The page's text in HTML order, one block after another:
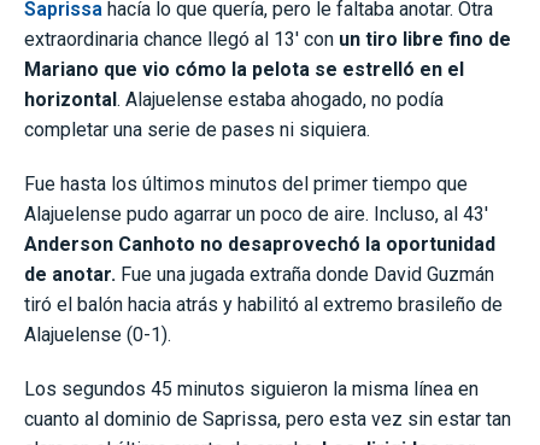
Saprissa hacía lo que quería, pero le faltaba anotar. Otra
extraordinaria chance llegó al 13′ con un tiro libre fino de
Mariano que vio cómo la pelota se estrelló en el
horizontal. Alajuelense estaba ahogado, no podía
completar una serie de pases ni siquiera.
Fue hasta los últimos minutos del primer tiempo que
Alajuelense pudo agarrar un poco de aire. Incluso, al 43′
Anderson Canhoto no desaprovechó la oportunidad
de anotar. Fue una jugada extraña donde David Guzmán
tiró el balón hacia atrás y habilitó al extremo brasileño de
Alajuelense (0-1).
Los segundos 45 minutos siguieron la misma línea en
cuanto al dominio de Saprissa, pero esta vez sin estar tan